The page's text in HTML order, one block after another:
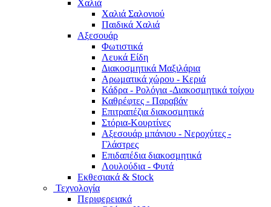
Χαλιά
Χαλιά Σαλονιού
Παιδικά Χαλιά
Αξεσουάρ
Φωτιστικά
Λευκά Είδη
Διακοσμητικά Μαξιλάρια
Αρωματικά χώρου - Κεριά
Κάδρα - Ρολόγια -Διακοσμητικά τοίχου
Καθρέφτες - Παραβάν
Επιτραπέζια διακοσμητικά
Στόρια-Κουρτίνες
Αξεσουάρ μπάνιου - Νεροχύτες -
Γλάστρες
Επιδαπέδια διακοσμητικά
Λουλούδια - Φυτά
Εκθεσιακά & Stock
Τεχνολογία
Περιφερειακά